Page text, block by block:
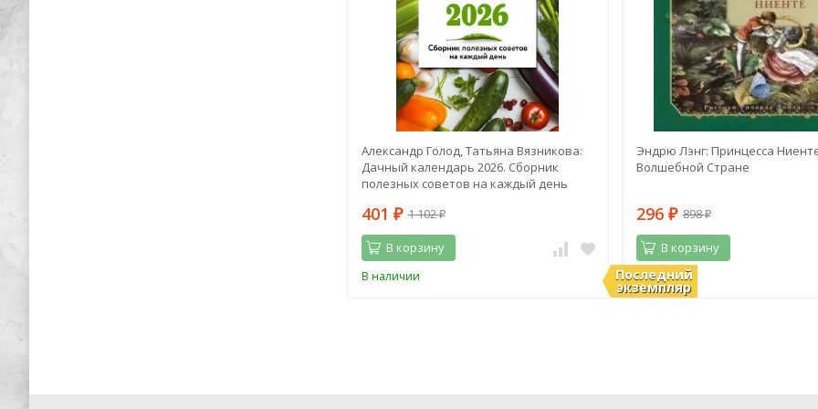
Александр Голод, Татьяна Вязникова:
Дачный календарь 2026. Сборник
полезных советов на каждый день
401 ₽ 1 102₽
В корзину
В наличии Последний
экземпляр
Эндрю Лэнг: Принцесса
Волшебной Стране
296 ₽ 898₽
В корзину
В наличии